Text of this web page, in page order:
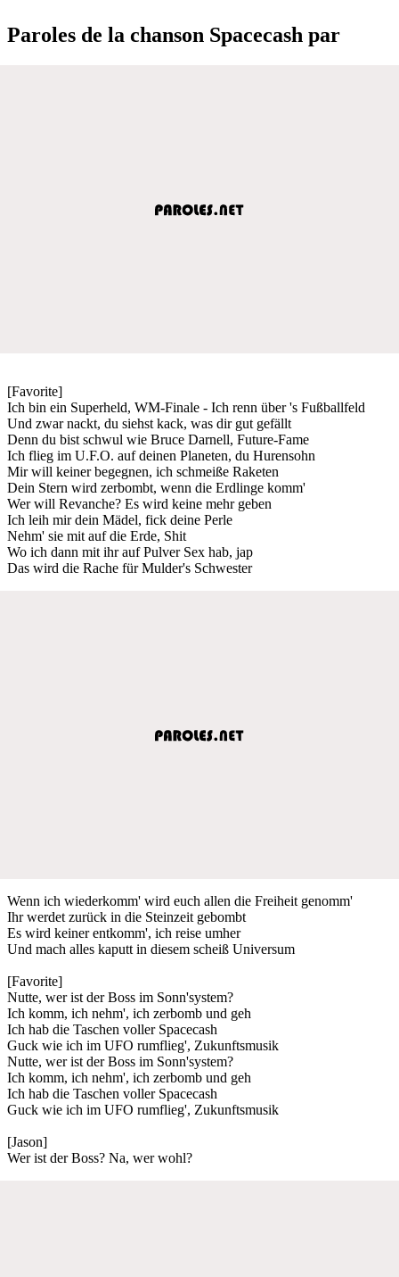
Paroles de la chanson Spacecash par
[Favorite]
Ich bin ein Superheld, WM-Finale - Ich renn über 's Fußballfeld
Und zwar nackt, du siehst kack, was dir gut gefällt
Denn du bist schwul wie Bruce Darnell, Future-Fame
Ich flieg im U.F.O. auf deinen Planeten, du Hurensohn
Mir will keiner begegnen, ich schmeiße Raketen
Dein Stern wird zerbombt, wenn die Erdlinge komm'
Wer will Revanche? Es wird keine mehr geben
Ich leih mir dein Mädel, fick deine Perle
Nehm' sie mit auf die Erde, Shit
Wo ich dann mit ihr auf Pulver Sex hab, jap
Das wird die Rache für Mulder's Schwester
Wenn ich wiederkomm' wird euch allen die Freiheit genomm'
Ihr werdet zurück in die Steinzeit gebombt
Es wird keiner entkomm', ich reise umher
Und mach alles kaputt in diesem scheiß Universum
[Favorite]
Nutte, wer ist der Boss im Sonn'system?
Ich komm, ich nehm', ich zerbomb und geh
Ich hab die Taschen voller Spacecash
Guck wie ich im UFO rumflieg', Zukunftsmusik
Nutte, wer ist der Boss im Sonn'system?
Ich komm, ich nehm', ich zerbomb und geh
Ich hab die Taschen voller Spacecash
Guck wie ich im UFO rumflieg', Zukunftsmusik
[Jason]
Wer ist der Boss? Na, wer wohl?